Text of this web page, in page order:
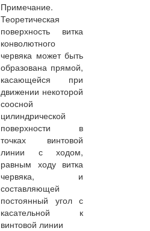
Примечание.
Теоретическая
поверхность витка
конволютного
червяка может быть
образована прямой,
касающейся при
движении некоторой
соосной
цилиндрической
поверхности в
точках винтовой
линии с ходом,
равным ходу витка
червяка, и
составляющей
постоянный угол с
касательной к
винтовой линии